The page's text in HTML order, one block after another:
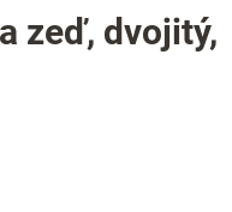
zeď, dvojitý,